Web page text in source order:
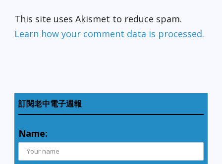
This site uses Akismet to reduce spam.
Learn how your comment data is processed.
訂閱老中電子週報
Name: